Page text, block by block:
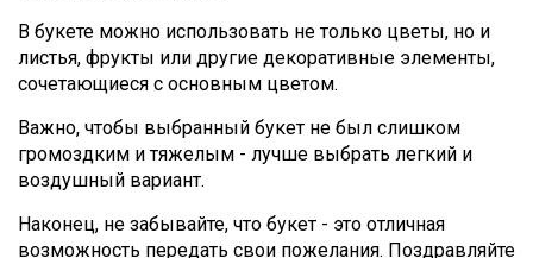
В букете можно использовать не только цветы, но и
листья, фрукты или другие декоративные элементы,
сочетающиеся с основным цветом.
Важно, чтобы выбранный букет не был слишком
громоздким и тяжелым - лучше выбрать легкий и
воздушный вариант.
Наконец, не забывайте, что букет - это отличная
возможность передать свои пожелания. Поздравляйте